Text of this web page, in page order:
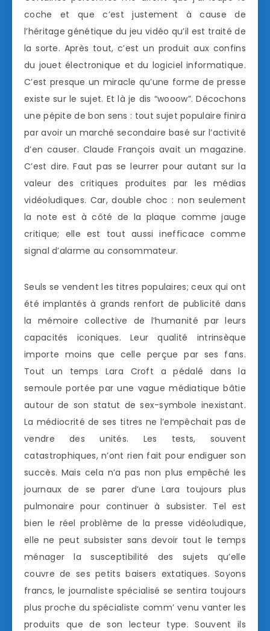
coche et que c’est justement à cause de
l’héritage génétique du jeu vidéo qu’il est traité de
la sorte. Après tout, c’est un produit aux confins
du jouet électronique et du logiciel informatique.
C’est presque un miracle qu’une forme de presse
existe sur le sujet. Et là je dis “wooow”. Décochons
une pépite de bon sens : tout sujet populaire finira
par avoir un marché secondaire basé sur l’activité
d’en causer. Claude François avait un magazine.
C’est dire. Faut pas se leurrer pour autant sur la
valeur des critiques produites par les médias
vidéoludiques. Car, double choc : non seulement
la note est à côté de la plaque comme jauge
critique; elle est tout aussi inefficace comme
signal d’alarme au consommateur.
Seuls se vendent les titres populaires; ceux qui ont
été implantés à grands renfort de publicité dans
la mémoire collective de l’humanité par leurs
capacités iconiques. Leur qualité intrinsèque
importe moins que celle perçue par ses fans.
Tout un temps Lara Croft a pédalé dans la
semoule portée par une vague médiatique bâtie
autour de son statut de sex-symbole inexistant.
La médiocrité de ses titres ne l’empêchait pas de
vendre des unités. Les tests, souvent
catastrophiques, n’ont rien fait pour endiguer son
succès. Mais cela n’a pas non plus empêché les
journaux de se parer d’une Lara toujours plus
pulmonaire pour continuer à subsister. Tel est
bien le réel problème de la presse vidéoludique,
elle ne peut subsister sans devoir tout le temps
ménager la susceptibilité des sujets qu’elle
couvre de ses petits baisers extatiques. Soyons
francs, le journaliste spécialisé se sentira toujours
plus proche du spécialiste comm’ venu vanter les
produits que de son lecteur type. Souvent ils